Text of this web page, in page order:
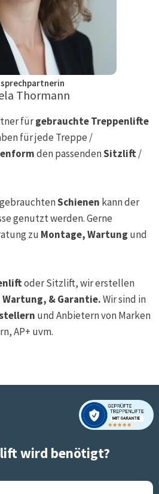
Thormann
fürgebrauchte Treppenlifte
für jede Treppe /
den passendenSitzlift/
Schienen kann der
genutzt werden. Gerne
zu Montage, Wartung und
oder Sitzlift, wir erstellen
& Garantie.Wir sind in
und Anbietern von Marken
AP+ uvm.
wird benötigt?